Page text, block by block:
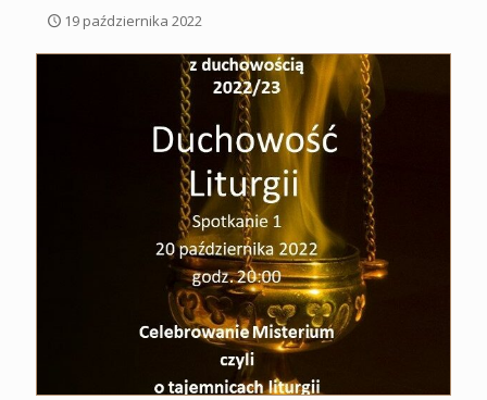
19 października 2022